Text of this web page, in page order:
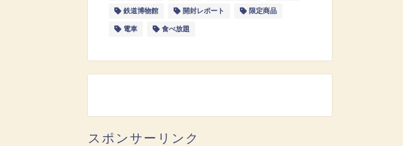
鉄道博物館 開封レポート 限定商品
電車 食べ放題
スポンサーリンク